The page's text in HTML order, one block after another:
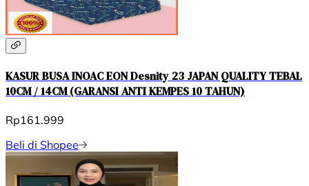
KASUR BUSA INOAC EON Desnity 23 JAPAN QUALITY TEBAL
10CM / 14CM (GARANSI ANTI KEMPES 10 TAHUN)
Rp161.999
Beli di Shopee